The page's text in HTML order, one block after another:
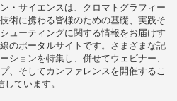
・サイエンスは、クロマトグラフィー
術に携わる皆様のための基礎、実践そ
ューティングに関する情報をお届けす
のポータルサイトです。さまざまな記
ションを特集し、併せてウェビナー、
、そしてカンファレンスを開催するこ
ています。